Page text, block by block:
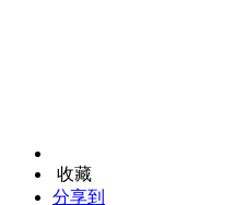
收藏
分享到